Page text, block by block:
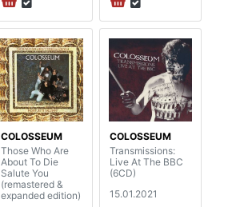
COLOSSEUM
Those Who Are
About To Die
Salute You
(remastered &
expanded edition)
COLOSSEUM
Transmissions:
Live At The BBC
(6CD)
15.01.2021